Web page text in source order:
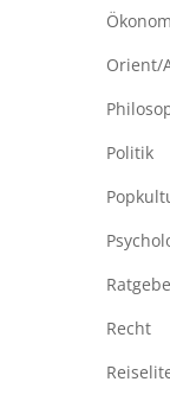
Orient/
Politik
Recht